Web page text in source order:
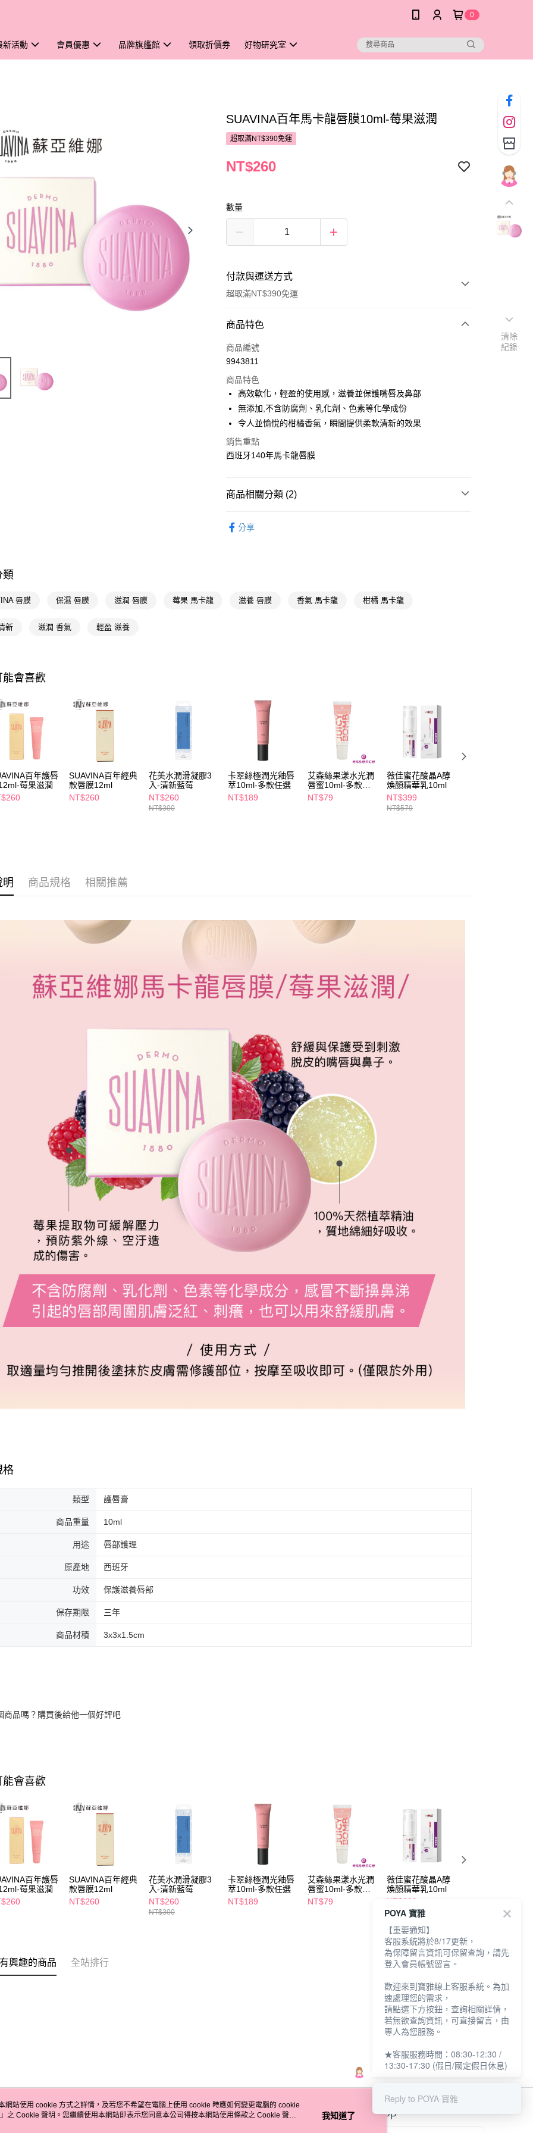
0
新活動 會員優惠 品牌旗艦館 領取折價券 好物研究室
SUAVINA百年馬卡龍唇膜10ml-莓果滋潤
超取滿NT$390免運
NT$260
數量
付款與運送方式
超取滿NT$390免運
付款方式
POYA支付
超商取貨付款
LINE Pay
街口支付
Google Pay
AFTEE先享後付
３．安心：先確認商品／服務後，再付款。
先享後付繳納相關費用。
※ 交易是否成功請以「AFTEE先享後付 」之結帳頁面顯示為準，若有關於
是否繳費成功／繳費後需取消欲退款等相關疑問，請聯繫「AFTEE先享後
付客戶支援中心」
https://netprotections.freshdesk.com/support/home
【注意事項】
１．透過由恩沛科技股份有限公司提供之「AFTEE先享後付」服務完成之
交易，需依本服務之必要範圍內提供個人資料，並將交易相關給付款項請
求債權轉讓予恩沛科技股份有限公司。
運送方式
每筆NT$65，滿NT$490(含以上)免運費
付款後萊爾富取貨
每筆NT$65，滿NT$490(含以上)免運費
7-11取貨付款
每筆NT$65，滿NT$490(含以上)免運費
商品特色
商品編號
9943811
商品特色
高效軟化，輕盈的使用感，滋養並保護嘴唇及鼻部
無添加,不含防腐劑、乳化劑、色素等化學成份
令人並愉悅的柑橘香氣，瞬間提供柔軟清新的效果
銷售重點
西班牙140年馬卡龍唇膜
商品相關分類 (2)
分享
類
唇膜 保濕 唇膜 滋潤 唇膜 莓果 馬卡龍 滋養 唇膜 香氣 馬卡龍 柑橘 馬卡龍
新 滋潤 香氣 輕盈 滋養
能會喜歡
百年護唇
莓果滋潤
SUAVINA百年經典
款唇膜12ml
NT$260
花美水潤滑凝膠3
入-清新藍莓
NT$260
NT$300
卡翠絲極潤光釉唇
萃10ml-多款任選
NT$189
艾森絲果漾水光潤
唇蜜10ml-多款任
選
NT$79
薇佳蜜花酸晶A醇
煥顏精華乳10ml
NT$399
NT$579
明 商品規格 相關推薦
格
類型 護唇膏
商品重量 10ml
用途 唇部護理
原產地 西班牙
功效 保護滋養唇部
保存期限 三年
商品材積 3x3x1.5cm
商品嗎？購買後給他一個好評吧
能會喜歡
百年護唇
莓果滋潤
SUAVINA百年經典
款唇膜12ml
NT$260
花美水潤滑凝膠3
入-清新藍莓
NT$260
NT$300
卡翠絲極潤光釉唇
萃10ml-多款任選
NT$189
艾森絲果漾水光潤
唇蜜10ml-多款任
選
NT$79
薇佳蜜花酸晶A醇
煥顏精華乳10ml
NT$399
NT$579
興趣的商品 全站排行
關於我們 客服資訊 官方APP
清除
紀錄
網站使用 cookie 方式之詳情，及若您不希望在電腦上使用 cookie 時應如何變更電腦的 cookie
」之 Cookie 聲明。您繼續使用本網站即表示您同意本公司得按本網站使用條款之 Cookie 聲明
我知道了
POYA 寶雅
【重要通知】
客服系統將於8/17更新，
為保障留言資訊可保留查詢，請先
登入會員帳號留言。
歡迎來到寶雅線上客服系統。為加
速處理您的需求，
請點選下方按鈕，查詢相關詳情，
若無欲查詢資訊，可直接留言，由
專人為您服務。
★客服服務時間：08:30-12:30 /
13:30-17:30 (假日/國定假日休息)
Reply to POYA 寶雅